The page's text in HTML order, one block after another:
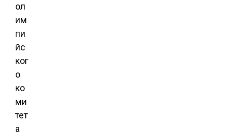
ол
им
пи
йс
ког
о
ко
ми
тет
а